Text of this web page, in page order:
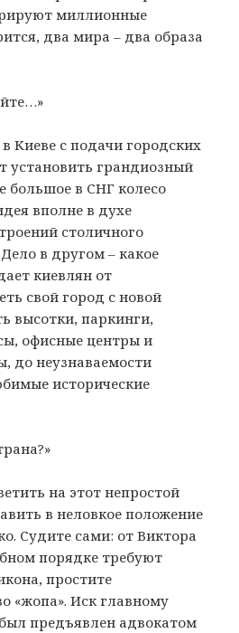
миллионные
два мира – два образа
Киеве с подачи городских
установить грандиозный
большое в СНГ колесо
вполне в духе
столичного
в другом – какое
киевлян от
свой город с новой
высотки, паркинги,
офисные центры и
до неузнаваемости
исторические
на этот непростой
в неловкое положение
Судите сами: от Виктора
порядке требуют
простите
«жопа». Иск главному
предъявлен адвокатом